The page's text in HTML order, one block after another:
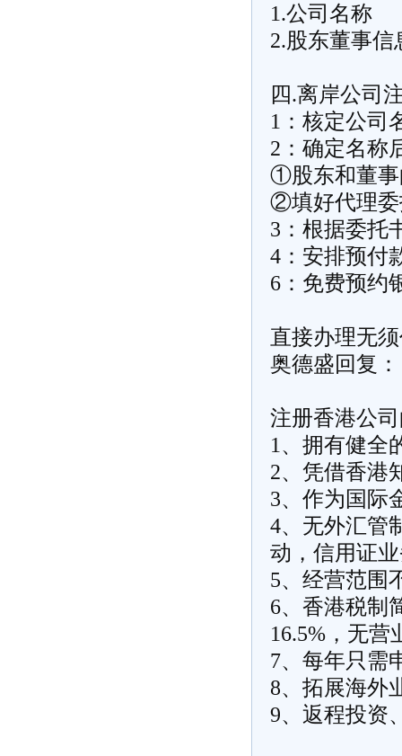
1.公司名称
2.股东董事信
四.离岸公司
1：核定公司
2：确定名称
①股东和董事
②填好代理委
3：根据委托
4：安排预付
6：免费预约
直接办理无
奥德盛回复：
注册香港公
1、拥有健全
2、凭借香港
3、作为国际
4、无外汇管
动，信用证
5、经营范围
6、香港税制
16.5%，无营
7、每年只需
8、拓展海外
9、返程投资